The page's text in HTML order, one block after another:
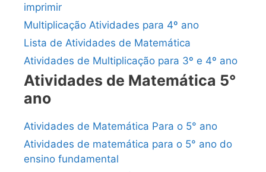
imprimir
Multiplicação Atividades para 4º ano
Lista de Atividades de Matemática
Atividades de Multiplicação para 3º e 4º ano
Atividades de Matemática 5°
ano
Atividades de Matemática Para o 5° ano
Atividades de matemática para o 5° ano do
ensino fundamental